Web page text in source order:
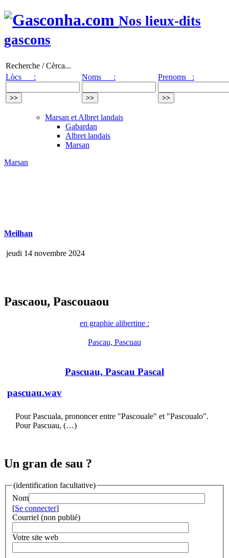
Nos lieux-dits
gascons
Recherche / Cèrca...
Lòcs :
Noms : Prenoms :
Marsan et Albret landais
Gabardan
Albret landais
Marsan
Marsan
Meilhan
jeudi 14 novembre 2024
Pascaou, Pascouaou
en graphie alibertine :
Pascau, Pascuau
Pascuau, Pascau Pascal
pascuau.wav
Pour Pascuala, prononcer entre "Pascouale" et "Pascoualo".
Pour Pascuau, (…)
Un gran de sau ?
(identification facultative)
Nom
[Se connecter]
Courriel (non publié)
Votre site web